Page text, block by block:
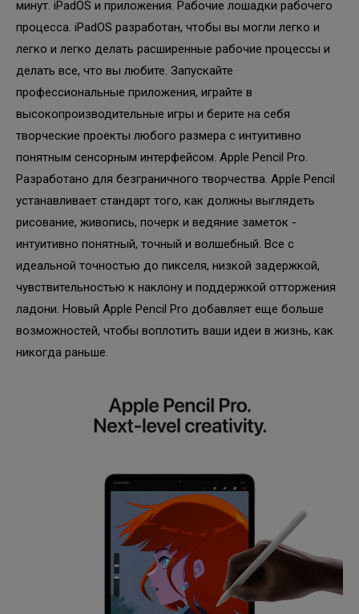
минут. iPadOS и приложения. Рабочие лошадки рабочего
процесса. iPadOS разработан, чтобы вы могли легко и
легко и легко делать расширенные рабочие процессы и
делать все, что вы любите. Запускайте
профессиональные приложения, играйте в
высокопроизводительные игры и берите на себя
творческие проекты любого размера с интуитивно
понятным сенсорным интерфейсом. Apple Pencil Pro.
Разработано для безграничного творчества. Apple Pencil
устанавливает стандарт того, как должны выглядеть
рисование, живопись, почерк и ведяние заметок -
интуитивно понятный, точный и волшебный. Все с
идеальной точностью до пикселя, низкой задержкой,
чувствительностью к наклону и поддержкой отторжения
ладони. Новый Apple Pencil Pro добавляет еще больше
возможностей, чтобы воплотить ваши идеи в жизнь, как
никогда раньше.